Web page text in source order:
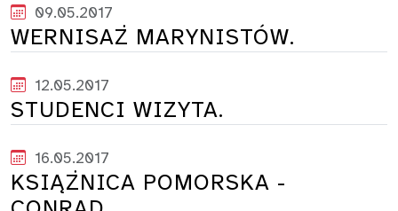
09.05.2017
WERNISAŻ MARYNISTÓW.
12.05.2017
STUDENCI WIZYTA.
16.05.2017
KSIĄŻNICA POMORSKA -